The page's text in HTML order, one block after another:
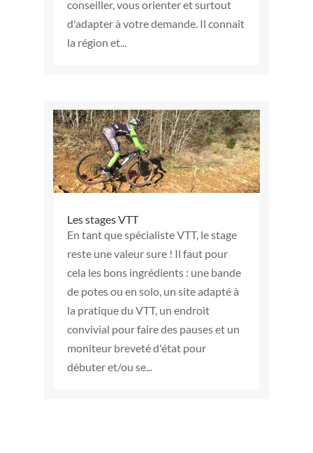
conseiller, vous orienter et surtout
d'adapter à votre demande. Il connaît
la région et...
Les stages VTT
En tant que spécialiste VTT, le stage
reste une valeur sure ! Il faut pour
cela les bons ingrédients : une bande
de potes ou en solo, un site adapté à
la pratique du VTT, un endroit
convivial pour faire des pauses et un
moniteur breveté d'état pour
débuter et/ou se...